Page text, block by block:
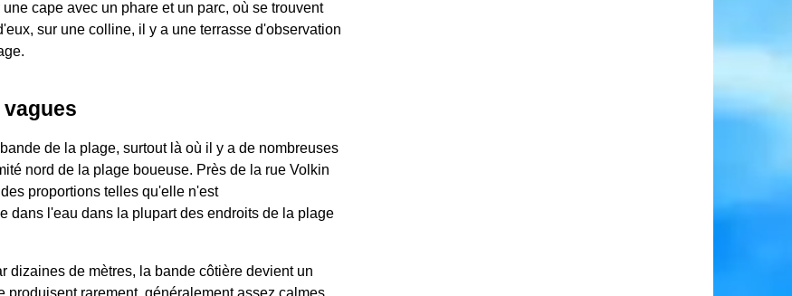
cape avec un phare et un parc, où se trouvent
sur une colline, il y a une terrasse d'observation
de la plage, surtout là où il y a de nombreuses
nord de la plage boueuse. Près de la rue Volkin
proportions telles qu'elle n'est
dans l'eau dans la plupart des endroits de la plage
dizaines de mètres, la bande côtière devient un
rarement, généralement assez calmes.